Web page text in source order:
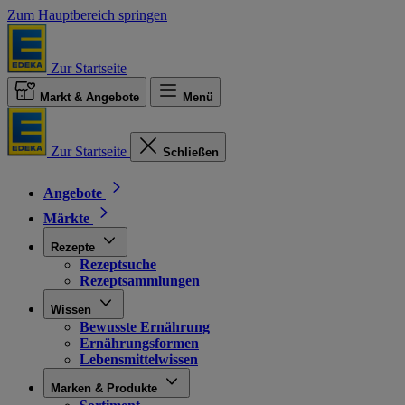
Zum Hauptbereich springen
Zur Startseite
Markt & Angebote Menü
Zur Startseite Schließen
Angebote
Märkte
Rezepte
Rezeptsuche
Rezeptsammlungen
Wissen
Bewusste Ernährung
Ernährungsformen
Lebensmittelwissen
Marken & Produkte